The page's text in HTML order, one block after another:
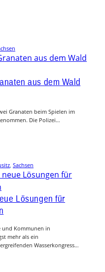
aus dem Wald
Granaten beim Spielen im
Die Polizei…
, Sachsen
Lösungen für
und Kommunen in
mehr als ein
Wasserkongress…